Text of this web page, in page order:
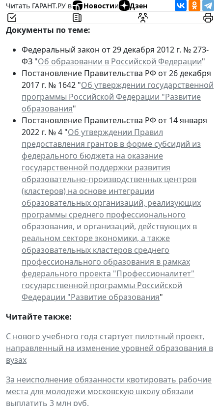
Читать ГАРАНТ.РУ в
Новостии Дзен
Документы по теме:
Федеральный закон от 29 декабря 2012 г. № 273-
ФЗ "Об образовании в Российской Федерации"
Постановление Правительства РФ от 26 декабря
2017 г. № 1642 "Об утверждении государственной
программы Российской Федерации "Развитие
образования"
Постановление Правительства РФ от 14 января
2022 г. № 4 "Об утверждении Правил
предоставления грантов в форме субсидий из
федерального бюджета на оказание
государственной поддержки развития
образовательно-производственных центров
(кластеров) на основе интеграции
образовательных организаций, реализующих
программы среднего профессионального
образования, и организаций, действующих в
реальном секторе экономики, а также
образовательных кластеров среднего
профессионального образования в рамках
федерального проекта "Профессионалитет"
государственной программы Российской
Федерации "Развитие образования"
Читайте также:
С нового учебного года стартует пилотный проект,
направленный на изменение уровней образования в
вузах
За неисполнение обязанности квотировать рабочие
места для молодежи московскую школу обязали
выплатить 3 млн руб.